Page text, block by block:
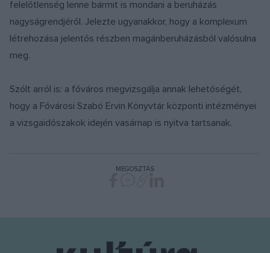
felelőtlenség lenne bármit is mondani a beruházás
nagyságrendjéről. Jelezte ugyanakkor, hogy a komplexum
létrehozása jelentős részben magánberuházásból valósulna
meg.
Szólt arról is: a főváros megvizsgálja annak lehetőségét,
hogy a Fővárosi Szabó Ervin Könyvtár központi intézményei
a vizsgaidőszakok idején vasárnap is nyitva tartsanak.
MEGOSZTÁS